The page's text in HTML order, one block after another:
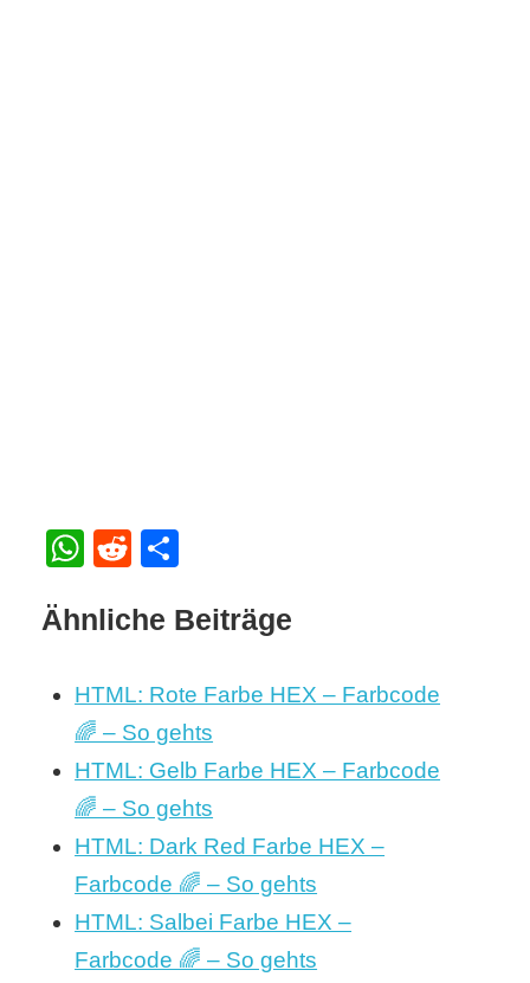
WhatsApp
Reddit
Ähnliche Beiträge
HTML: Rote Farbe HEX – Farbcode
🌈 – So gehts
HTML: Gelb Farbe HEX – Farbcode
🌈 – So gehts
HTML: Dark Red Farbe HEX –
Farbcode 🌈 – So gehts
HTML: Salbei Farbe HEX –
Farbcode 🌈 – So gehts